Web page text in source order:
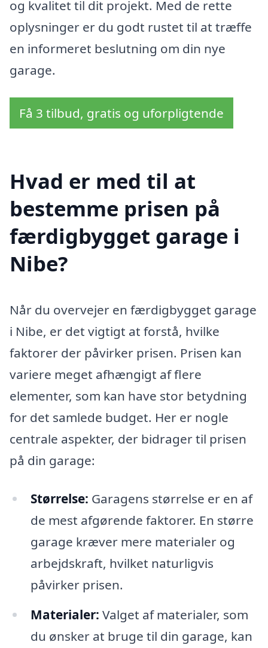
og kvalitet til dit projekt. Med de rette
oplysninger er du godt rustet til at træffe
en informeret beslutning om din nye
garage.
Få 3 tilbud, gratis og uforpligtende
Hvad er med til at
bestemme prisen på
færdigbygget garage i
Nibe?
Når du overvejer en færdigbygget garage
i Nibe, er det vigtigt at forstå, hvilke
faktorer der påvirker prisen. Prisen kan
variere meget afhængigt af flere
elementer, som kan have stor betydning
for det samlede budget. Her er nogle
centrale aspekter, der bidrager til prisen
på din garage:
Størrelse: Garagens størrelse er en af
de mest afgørende faktorer. En større
garage kræver mere materialer og
arbejdskraft, hvilket naturligvis
påvirker prisen.
Materialer: Valget af materialer, som
du ønsker at bruge til din garage, kan